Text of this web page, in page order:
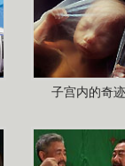
子宫内的奇迹